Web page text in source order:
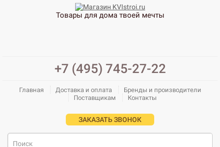
Товары для дома твоей мечты
+7 (495) 745-27-22
Главная Доставка и оплата
Бренды и производители
Поставщикам
Контакты
ЗАКАЗАТЬ ЗВОНОК